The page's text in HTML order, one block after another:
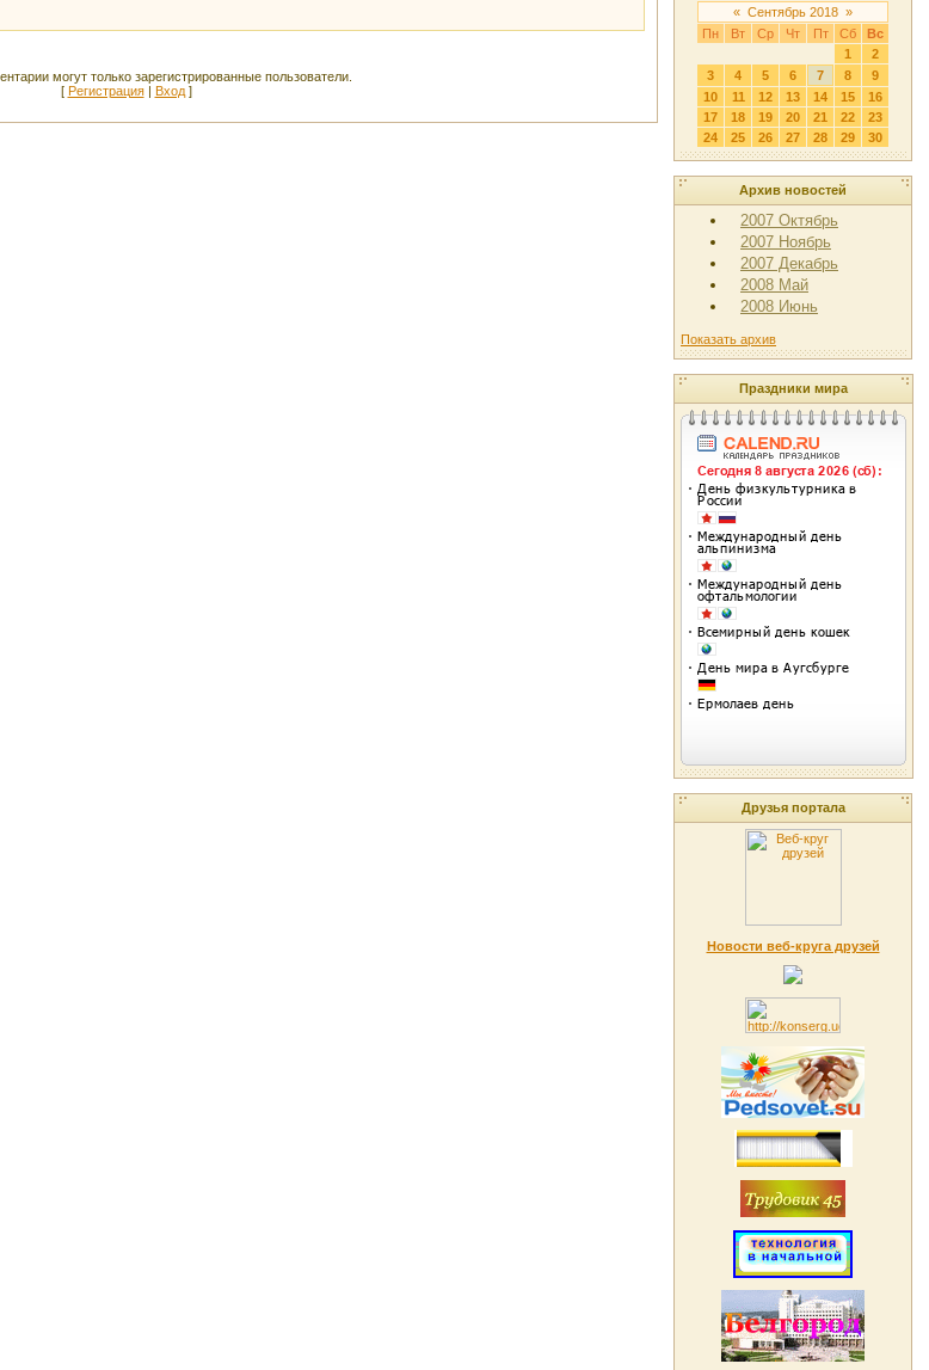
могут только зарегистрированные пользователи.
[ Регистрация| Вход]
« Сентябрь 2018 »
Пн
Вт Ср Чт Пт Сб
Вс
1
2
3
4 5 6 7 8
9
10
11 12 13 14 15
16
17
18 19 20 21 22
23
24
25 26 27 28 29 30
Архив новостей
2007 Октябрь
2007 Ноябрь
2007 Декабрь
2008 Май
2008 Июнь
Показать архив
Праздники мира
Друзья портала
Новости веб-круга друзей